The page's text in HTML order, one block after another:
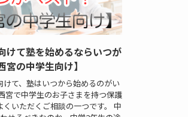
けて塾を始めるならいつが
宮の中学生向け】
けて、塾はいつから始めるのがい
宮で中学生のお子さまを持つ保護
くいただくご相談の一つです。 中